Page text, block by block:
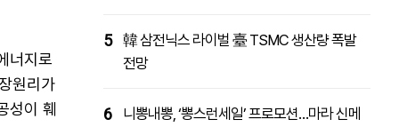
너지로
원리가
성이 훼
5 韓 삼전닉스 라이벌 臺 TSMC 생산량 폭발
전망
6
니뽕내뽕, ‘뽕스런세일’ 프로모션…마라 신메